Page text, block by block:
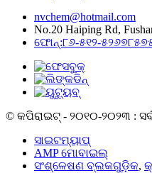
nvchem@hotmail.com
No.20 Haiping Rd,
ଫୋନ୍:୮୬-୫୧୨-
© କପିରାଇଟ୍ - ୨୦୧୦-୨୦୨୩ :
ସାଇଟମ୍ୟାପ୍
AMP ମୋବାଇଲ୍
ସଂଶ୍ଳେଷଣ ବ୍ଲକଗୁଡ଼ିକ,